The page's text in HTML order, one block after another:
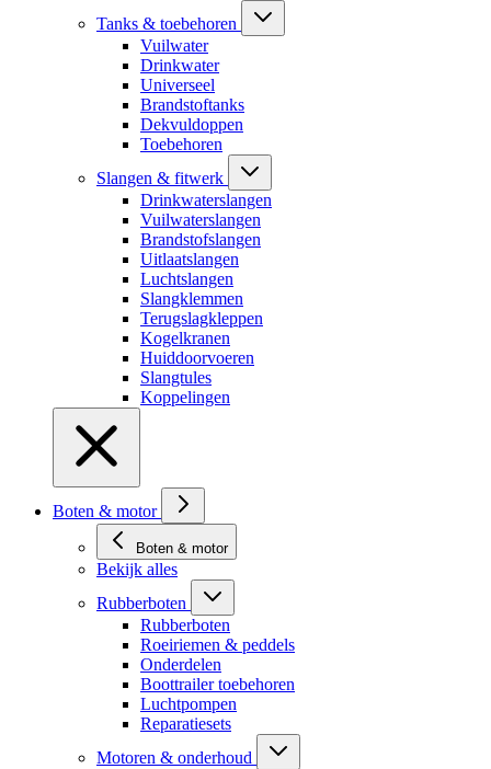
Tanks & toebehoren
Vuilwater
Drinkwater
Universeel
Brandstoftanks
Dekvuldoppen
Toebehoren
Slangen & fitwerk
Drinkwaterslangen
Vuilwaterslangen
Brandstofslangen
Uitlaatslangen
Luchtslangen
Slangklemmen
Terugslagkleppen
Kogelkranen
Huiddoorvoeren
Slangtules
Koppelingen
Boten & motor
Boten & motor
Bekijk alles
Rubberboten
Rubberboten
Roeiriemen & peddels
Onderdelen
Boottrailer toebehoren
Luchtpompen
Reparatiesets
Motoren & onderhoud